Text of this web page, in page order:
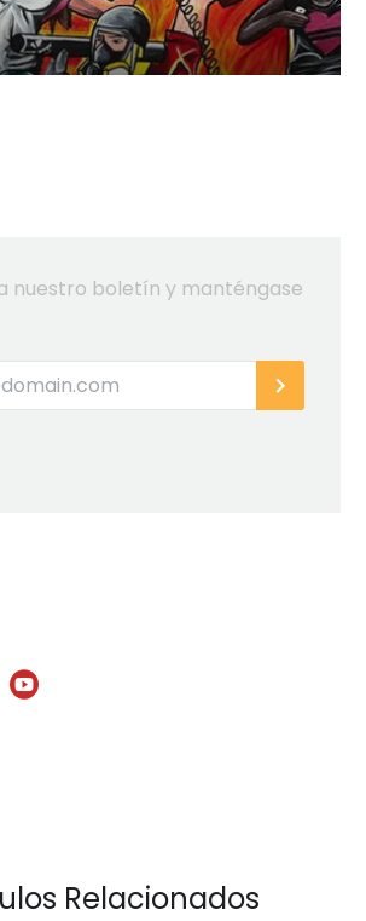
nuestro boletín y manténgase
Relacionados